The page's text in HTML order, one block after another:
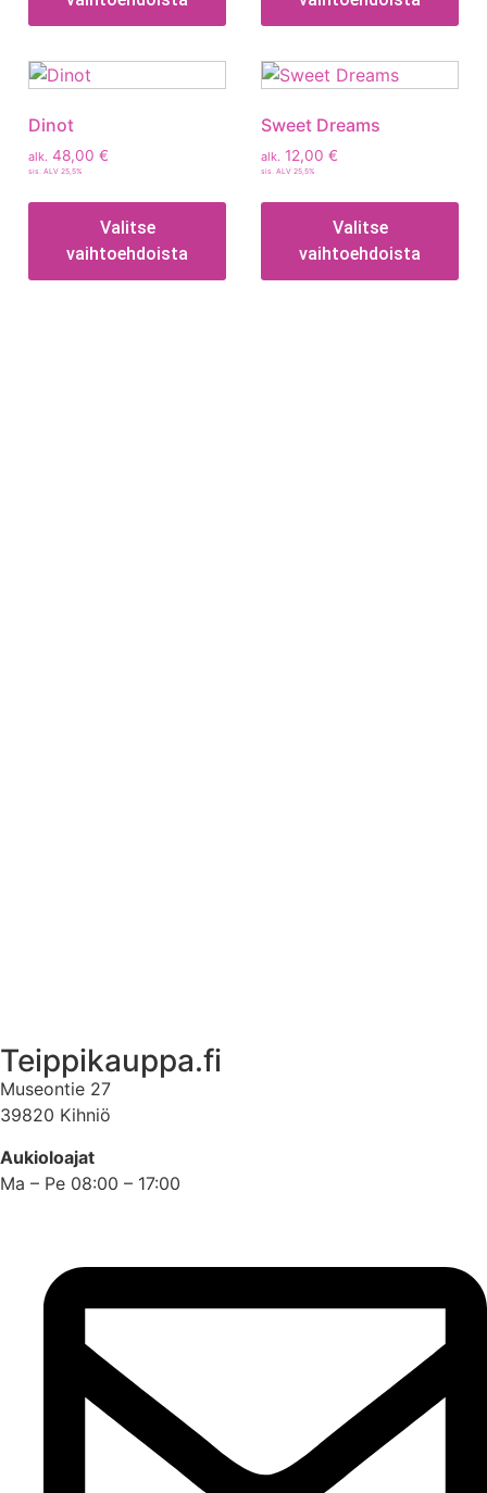
Dinot
alk. 48,00 €
sis. ALV 25,5%
Valitse
vaihtoehdoista
Sweet Dreams
alk. 12,00 €
sis. ALV 25,5%
Valitse
vaihtoehdoista
Teippikauppa.fi
Museontie 27
39820 Kihniö
Aukioloajat
Ma – Pe 08:00 – 17:00